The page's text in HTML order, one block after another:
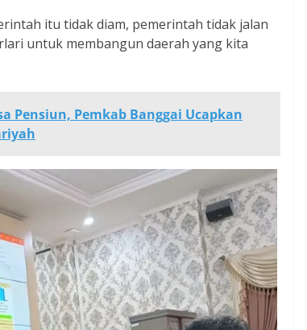
itu tidak diam, pemerintah tidak jalan
untuk membangun daerah yang kita
Pensiun, Pemkab Banggai Ucapkan